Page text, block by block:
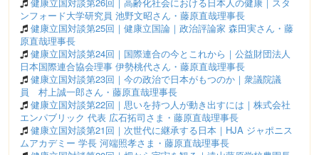
ンフォード大学研究員 池野文昭さん・藤原直哉理事長
健康立国対談第25回｜健康立国論｜政治評論家 森田実さん・藤
原直哉理事長
健康立国対談第24回｜国際連合の今とこれから｜公益財団法人
日本国際連合協会理事 伊勢桃代さん・藤原直哉理事長
健康立国対談第23回｜今の政治で日本がもつのか｜衆議院議
員 村上誠一郎さん・藤原直哉理事長
健康立国対談第22回｜思いを持つ人が動き出すには｜株式会社
エンパブリック 代表 広石拓司さま・藤原直哉理事長
健康立国対談第21回｜次世代に継承する日本｜HJA ジャポニス
ムアカデミー 学長 河端照孝さま・藤原直哉理事長